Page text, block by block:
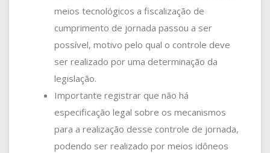
meios tecnológicos a fiscalização de
cumprimento de jornada passou a ser
possível, motivo pelo qual o controle deve
ser realizado por uma determinação da
legislação.
Importante registrar que não há
especificação legal sobre os mecanismos
para a realização desse controle de jornada,
podendo ser realizado por meios idôneos